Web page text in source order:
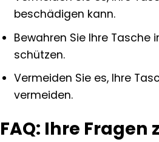
beschädigen kann.
Bewahren Sie Ihre Tasche
schützen.
Vermeiden Sie es, Ihre
vermeiden.
FAQ: Ihre